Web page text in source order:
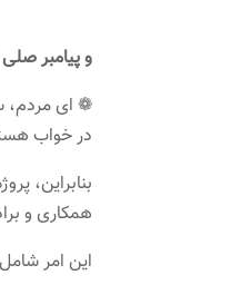
و پیامبر
❁ ای مردم،
در خواب
بنابراین،
همکاری و
این امر